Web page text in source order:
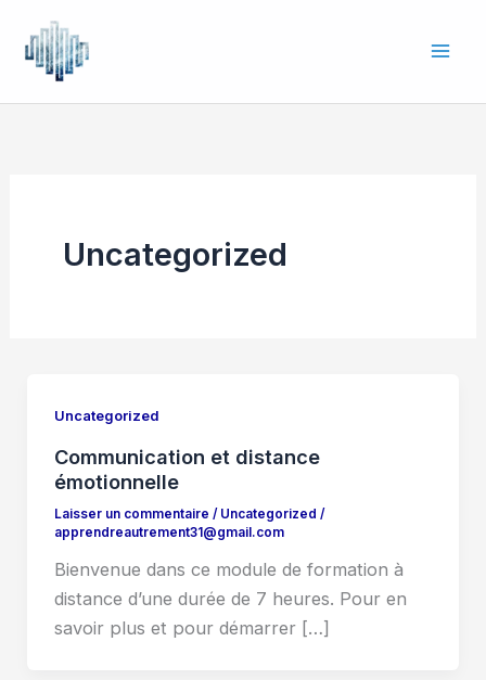
contenu
Uncategorized
Uncategorized
Communication et distance
émotionnelle
Laisser un commentaire / Uncategorized /
apprendreautrement31@gmail.com
Bienvenue dans ce module de formation à
distance d’une durée de 7 heures. Pour en
savoir plus et pour démarrer […]